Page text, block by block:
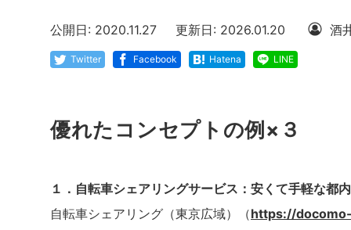
公開日: 2020.11.27 更新日: 2026.01.20 酒
Twitter Facebook Hatena LINE
優れたコンセプトの例×３
１．自転車シェアリングサービス：安くて手軽な都
自転車シェアリング（東京広域）（https://